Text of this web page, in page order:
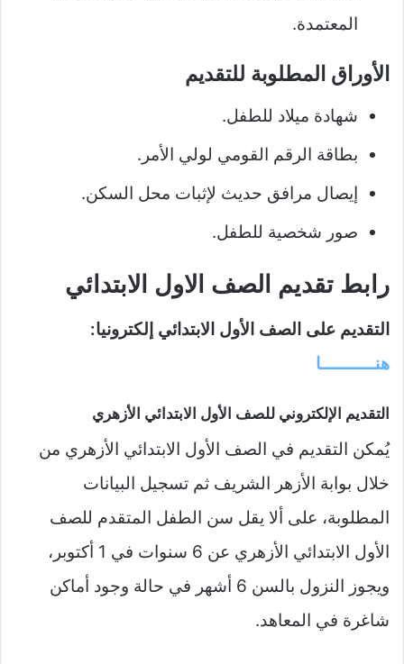
المعتمدة.
الأوراق المطلوبة للتقديم
شهادة ميلاد للطفل.
بطاقة الرقم القومي لولي الأمر.
إيصال مرافق حديث لإثبات محل السكن.
صور شخصية للطفل.
رابط تقديم الصف الاول الابتدائي
التقديم على الصف الأول الابتدائي إلكترونيا:
هنــــــــــا
التقديم الإلكتروني للصف الأول الابتدائي الأزهري
يُمكن التقديم في الصف الأول الابتدائي الأزهري من
خلال بوابة الأزهر الشريف ثم تسجيل البيانات
المطلوبة، على ألا يقل سن الطفل المتقدم للصف
الأول الابتدائي الأزهري عن 6 سنوات في 1 أكتوبر،
ويجوز النزول بالسن 6 أشهر في حالة وجود أماكن
شاغرة في المعاهد.